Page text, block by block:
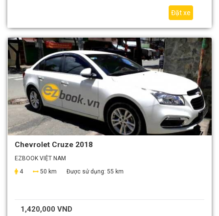
Đặt xe
Chevrolet Cruze 2018
EZBOOK VIỆT NAM
4
50 km Được sử dụng: 55 km
1,420,000 VND